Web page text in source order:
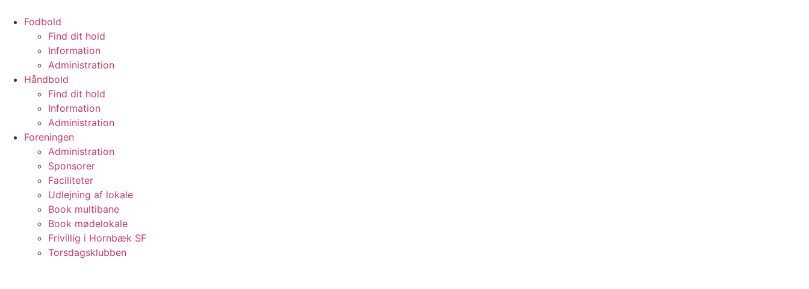
Fodbold
Find dit hold
Information
Administration
Håndbold
Find dit hold
Information
Administration
Foreningen
Administration
Sponsorer
Faciliteter
Udlejning af lokale
Book multibane
Book mødelokale
Frivillig i Hornbæk SF
Torsdagsklubben